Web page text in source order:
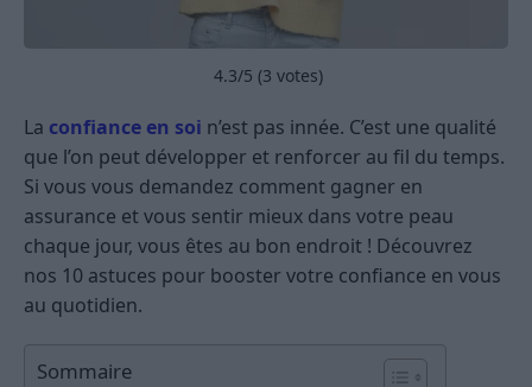
4.3/5 (3 votes)
La confiance en soi n’est pas innée. C’est une qualité
que l’on peut développer et renforcer au fil du temps.
Si vous vous demandez comment gagner en
assurance et vous sentir mieux dans votre peau
chaque jour, vous êtes au bon endroit ! Découvrez
nos 10 astuces pour booster votre confiance en vous
au quotidien.
Sommaire